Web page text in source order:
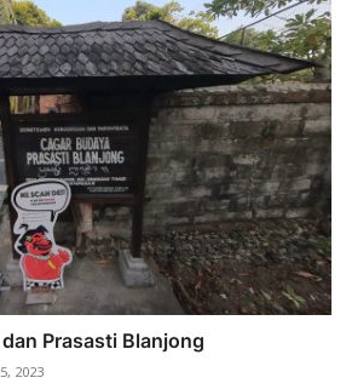
Prasasti Blanjong
2023